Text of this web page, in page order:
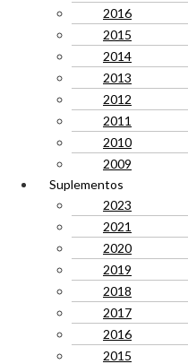
2016
2015
2014
2013
2012
2011
2010
2009
Suplementos
2023
2021
2020
2019
2018
2017
2016
2015